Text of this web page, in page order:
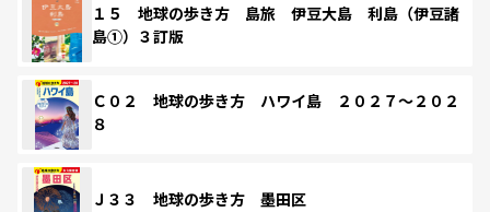
１５ 地球の歩き方 島旅 伊豆大島 利島（伊豆諸
島①）３訂版
Ｃ０２ 地球の歩き方 ハワイ島 ２０２７～２０２
８
Ｊ３３ 地球の歩き方 墨田区